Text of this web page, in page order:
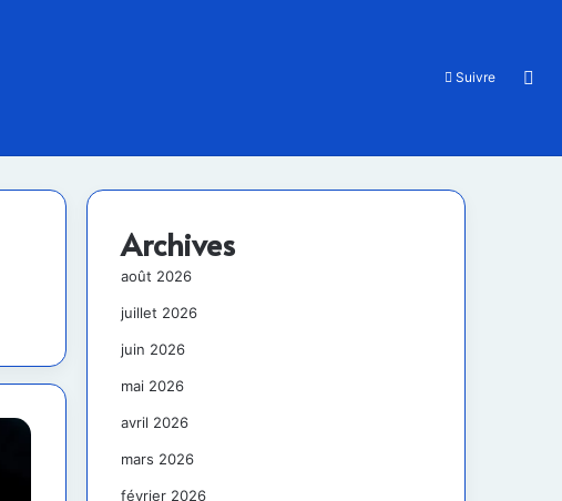
Suivre
Archives
août 2026
juillet 2026
juin 2026
mai 2026
avril 2026
mars 2026
février 2026